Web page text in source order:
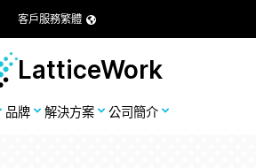
客戶服務繁體
LatticeWork
品牌 解決方案 公司簡介